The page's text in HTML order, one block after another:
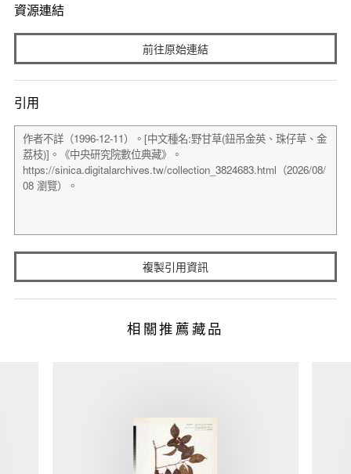
資源連結
前往原始連結
引用
複製引用資訊
相關推薦藏品